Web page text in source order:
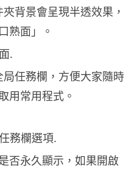
背景會呈現半透效果，
熟面」。
任務欄，方便大家隨時
用常用程式。
否永久顯示，如果開啟